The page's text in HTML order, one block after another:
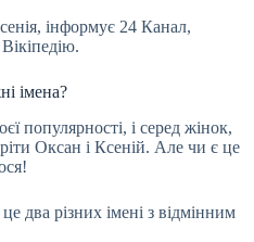
інформує 24 Канал,
імена?
популярності, і серед жінок,
Оксан і Ксеній. Але чи є це
два різних імені з відмінним